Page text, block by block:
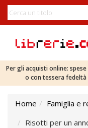
Per gli acquisti online:
o con tessera
Home Famiglia e
Risotti per un